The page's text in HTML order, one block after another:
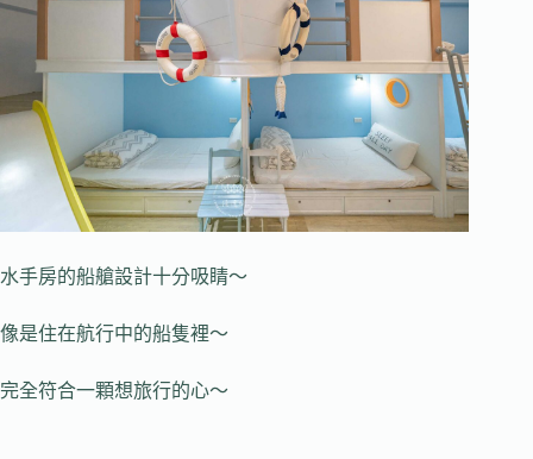
水手房的船艙設計十分吸睛～
像是住在航行中的船隻裡～
完全符合一顆想旅行的心～